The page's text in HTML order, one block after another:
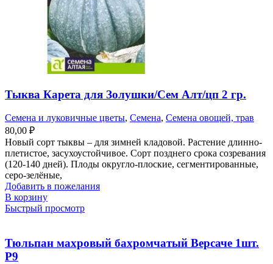
Тыква Карета для Золушки/Сем Алт/цп 2 гр.
Семена и луковичные цветы, Семена, Семена овощей, трав
80,00 ₽
Новый сорт тыквы – для зимней кладовой. Растение длинно-
плетистое, засухоустойчивое. Сорт позднего срока созревания
(120-140 дней). Плоды округло-плоские, сегментированные,
серо-зелёные,
Добавить в пожелания
В корзину
Быстрый просмотр
Тюльпан махровый бахромчатый Версаче 1шт.
Р9